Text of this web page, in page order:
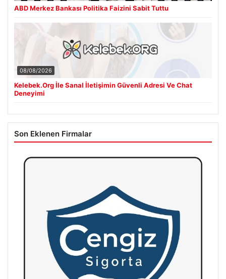
ABD Merkez Bankası Politika Faizini Sabit Tuttu
08/08/2026
Kelebek.Org İle Sanal İletişimin Güvenli Adresi Ve Chat
Deneyimi
Son Eklenen Firmalar